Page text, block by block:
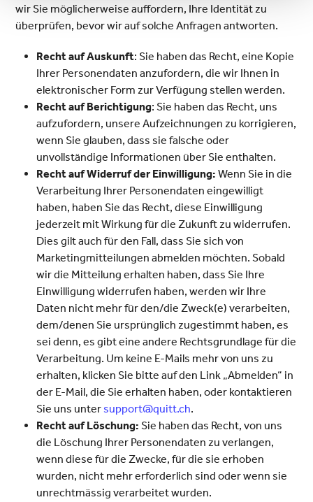
wir Sie möglicherweise auffordern, Ihre Identität zu
überprüfen, bevor wir auf solche Anfragen antworten.
Recht auf Auskunft: Sie haben das Recht, eine Kopie
Ihrer Personendaten anzufordern, die wir Ihnen in
elektronischer Form zur Verfügung stellen werden.
Recht auf Berichtigung: Sie haben das Recht, uns
aufzufordern, unsere Aufzeichnungen zu korrigieren,
wenn Sie glauben, dass sie falsche oder
unvollständige Informationen über Sie enthalten.
Recht auf Widerruf der Einwilligung: Wenn Sie in die
Verarbeitung Ihrer Personendaten eingewilligt
haben, haben Sie das Recht, diese Einwilligung
jederzeit mit Wirkung für die Zukunft zu widerrufen.
Dies gilt auch für den Fall, dass Sie sich von
Marketingmitteilungen abmelden möchten. Sobald
wir die Mitteilung erhalten haben, dass Sie Ihre
Einwilligung widerrufen haben, werden wir Ihre
Daten nicht mehr für den/die Zweck(e) verarbeiten,
dem/denen Sie ursprünglich zugestimmt haben, es
sei denn, es gibt eine andere Rechtsgrundlage für die
Verarbeitung. Um keine E-Mails mehr von uns zu
erhalten, klicken Sie bitte auf den Link „Abmelden“ in
der E-Mail, die Sie erhalten haben, oder kontaktieren
Sie uns unter support@quitt.ch.
Recht auf Löschung: Sie haben das Recht, von uns
die Löschung Ihrer Personendaten zu verlangen,
wenn diese für die Zwecke, für die sie erhoben
wurden, nicht mehr erforderlich sind oder wenn sie
unrechtmässig verarbeitet wurden.